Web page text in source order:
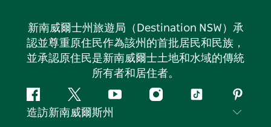
新南威爾士州旅遊局（Destination NSW）承
認並尊重原住民作為該州的首批居民和民族，
並承認原住民是新南威爾士土地和水域的傳統
所有者和居住者。
Facebook嘰
嘰
Youtube Instagram
抖
造訪新南威爾斯州